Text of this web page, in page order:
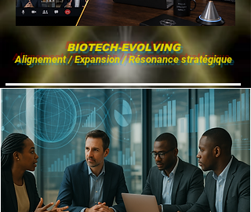
BIOTECH-EVOLVING
Alignement / Expansion / Résonance stratégique